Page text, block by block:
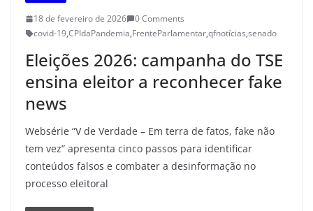
18 de fevereiro de 2026
0 Comments
covid-19,CPIdaPandemia,FrenteParlamentar,qfnotícias,senado
Eleições 2026: campanha do TSE
ensina eleitor a reconhecer fake
news
Websérie “V de Verdade – Em terra de fatos, fake não
tem vez” apresenta cinco passos para identificar
conteúdos falsos e combater a desinformação no
processo eleitoral